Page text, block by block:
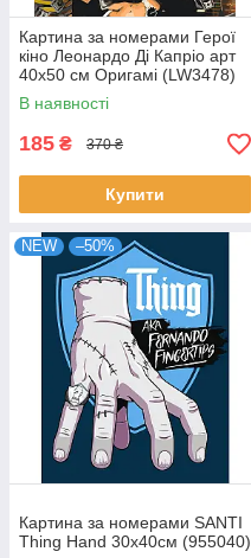
Картина за номерами Герої
кіно Леонардо Ді Капріо арт
40x50 см Оригамі (LW3478)
В наявності
185 ₴ 370 ₴
Купити
NEW –50%
Картина за номерами SANTI
Thing Hand 30х40см (955040)